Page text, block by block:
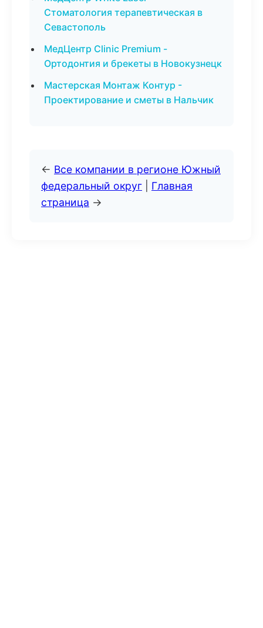
Стоматология терапевтическая в
Севастополь
МедЦентр Clinic Premium -
Ортодонтия и брекеты в Новокузнецк
Мастерская Монтаж Контур -
Проектирование и сметы в Нальчик
← Все компании в регионе Южный
федеральный округ
Главная
страница →